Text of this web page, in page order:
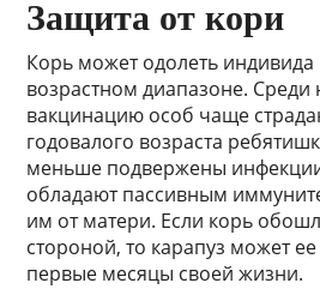
Защита от кори
Корь может одолеть
возрастном диапазоне.
вакцинацию особ чаще
годовалого возраста
меньше подвержены
обладают пассивным
им от матери. Если корь
стороной, то карапуз может
первые месяцы своей жизни.